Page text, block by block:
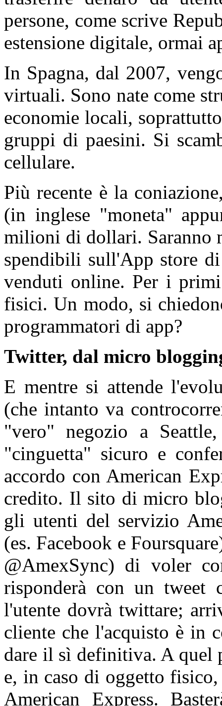
persone, come scrive
estensione digitale, ormai
In Spagna, dal 2007,
virtuali. Sono nate come
economie locali,
gruppi di paesini. Si
cellulare.
Più recente è la
(in inglese "moneta"
milioni di dollari. Saranno
spendibili sull'App store
venduti online. Per i
fisici. Un modo, si
programmatori di app?
Twitter, dal micro
E mentre si attende
(che intanto va
"vero" negozio a
"cinguetta" sicuro e
accordo con American
credito. Il sito di micro
gli utenti del servizio
(es. Facebook e
@AmexSync) di voler
risponderà con un tweet
l'utente dovrà twittare;
cliente che l'acquisto è in
dare il sì definitiva. A quel
e, in caso di oggetto
American Express.